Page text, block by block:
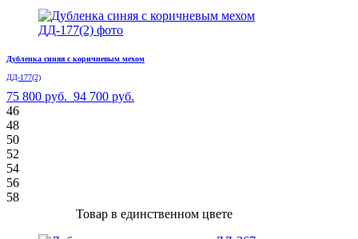
Дубленка синяя с коричневым мехом
ДД-177(2)
75 800 руб. 94 700 руб.
46
48
50
52
54
56
58
Товар в единственном цвете